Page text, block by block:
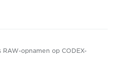
RAW-opnamen op CODEX-